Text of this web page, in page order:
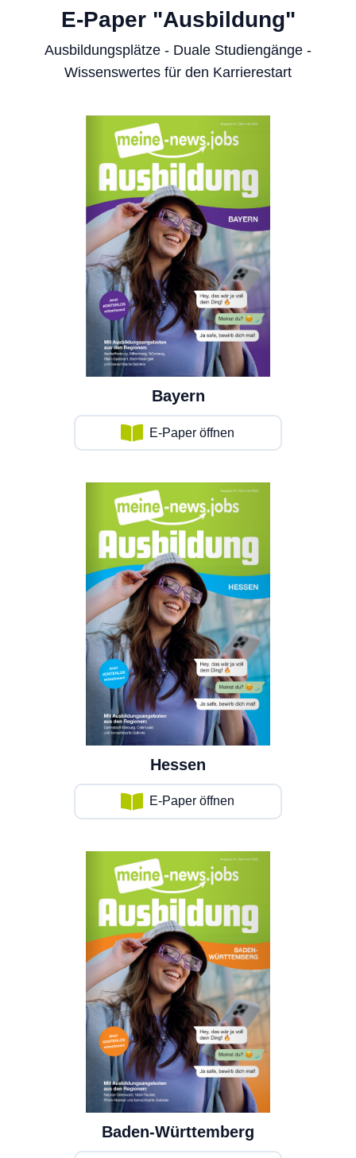
E-Paper "Ausbildung"
Ausbildungsplätze - Duale Studiengänge -
Wissenswertes für den Karrierestart
Bayern
E-Paper öffnen
Hessen
E-Paper öffnen
Baden-Württemberg